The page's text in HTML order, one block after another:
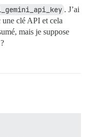
. J’ai
clé API et cela
mais je suppose